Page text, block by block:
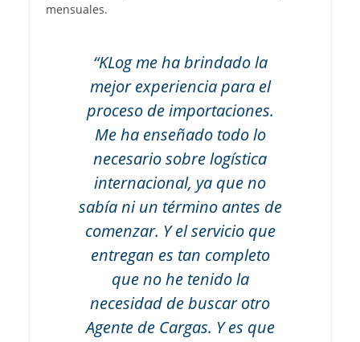
mensuales.
“KLog me ha brindado la
mejor experiencia para el
proceso de importaciones.
Me ha enseñado todo lo
necesario sobre logística
internacional, ya que no
sabía ni un término antes de
comenzar. Y el servicio que
entregan es tan completo
que no he tenido la
necesidad de buscar otro
Agente de Cargas. Y es que